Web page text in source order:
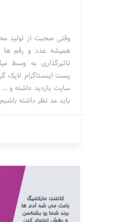
وقتی صحبت از تولید
همیشه عدد و رقم ها
تاثیرگذاری به وسط
پست اینستاگرام لایک
سایت بازدید داشته و …
باید مد نظر داشته